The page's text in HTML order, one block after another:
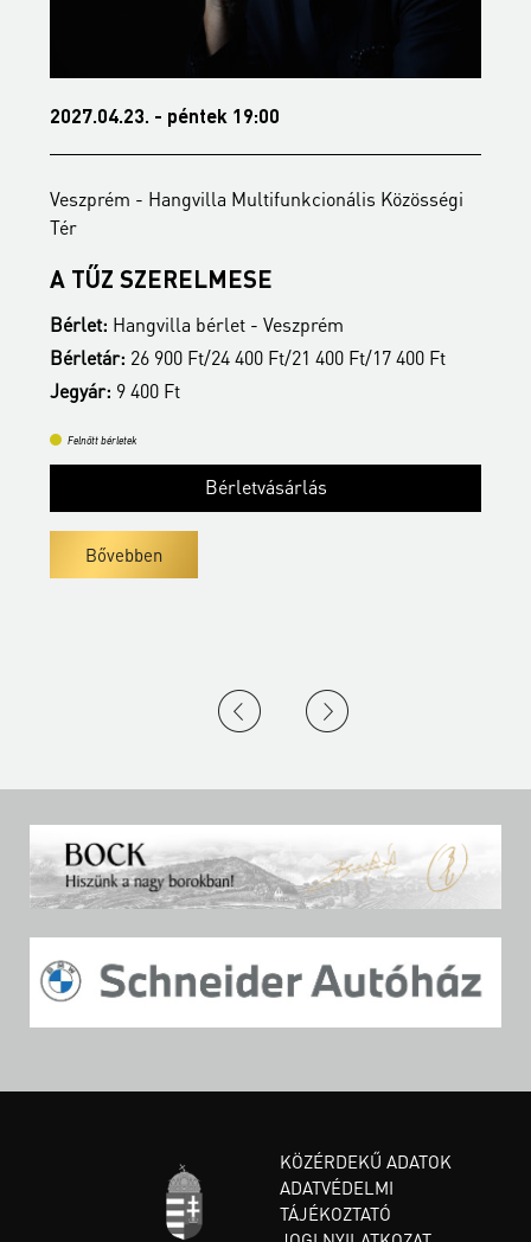
Közösségi
Ft/17 400 Ft
2027.05.20. - csütörtök 19:00
Veszprém - Hangvilla Multifunkcionális
LISZT FERENC
Bérlet:Hangvilla bérlet - Veszprém
Bérletár:26 900 Ft/24 400 Ft/21 400 Ft/17
Jegyár:
KÖZÉRDEKŰ ADATOK
ADATVÉDELMI
TÁJÉKOZTATÓ